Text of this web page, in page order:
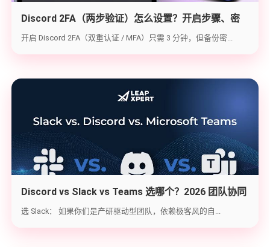
Discord 2FA（两步验证）怎么设置？开启步骤、密
钥备份与炸号救急（2026实战版）
开启 Discord 2FA（双重认证 / MFA）只需 3 分钟，但备份密...
Discord vs Slack vs Teams 选哪个？2026 团队协同
工具实战选型指南
选 Slack： 如果你们是产研驱动型团队，依赖极客风的自...